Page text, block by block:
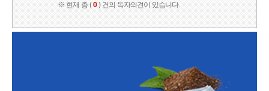
※ 현재 총 (0) 건의 독자의견이 있습니다.